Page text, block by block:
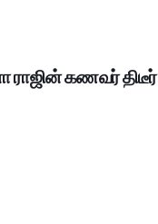
ராஜின் கணவர்